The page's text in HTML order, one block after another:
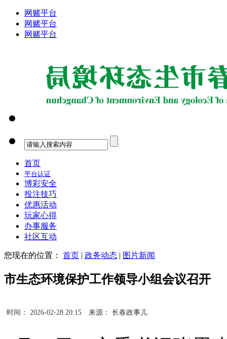
网赌平台
网赌平台
网赌平台
首页
平台认证
博彩安全
投注技巧
优惠活动
玩家心得
办事服务
社区互动
您现在的位置： 首页 | 政务动态 | 图片新闻
市生态环境保护工作领导小组会议召开
时间： 2026-02-28 20:15 来源： 长春政事儿